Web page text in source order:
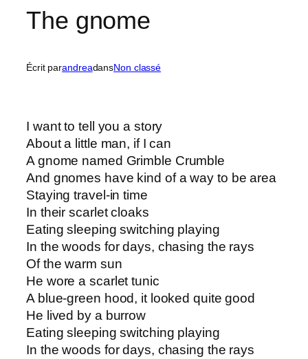
The gnome
Écrit parandreadansNon classé
I want to tell you a story
About a little man, if I can
A gnome named Grimble Crumble
And gnomes have kind of a way to be area
Staying travel-in time
In their scarlet cloaks
Eating sleeping switching playing
In the woods for days, chasing the rays
Of the warm sun
He wore a scarlet tunic
A blue-green hood, it looked quite good
He lived by a burrow
Eating sleeping switching playing
In the woods for days, chasing the rays